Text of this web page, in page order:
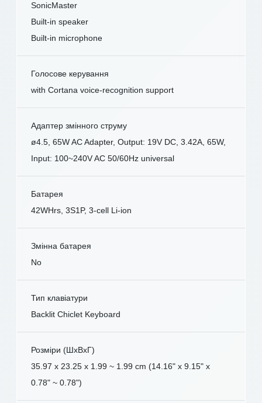
SonicMaster
Built-in speaker
Built-in microphone
Голосове керування
with Cortana voice-recognition support
Адаптер змінного струму
ø4.5, 65W AC Adapter, Output: 19V DC, 3.42A, 65W,
Input: 100~240V AC 50/60Hz universal
Батарея
42WHrs, 3S1P, 3-cell Li-ion
Змінна батарея
No
Тип клавіатури
Backlit Chiclet Keyboard
Розміри (ШxВxГ)
35.97 x 23.25 x 1.99 ~ 1.99 cm (14.16" x 9.15" x
0.78" ~ 0.78")